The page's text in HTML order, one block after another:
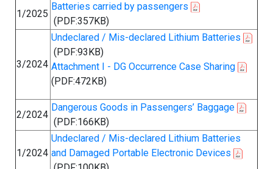
1/2025
Batteries carried by passengers
(PDF:357KB)
3/2024
Undeclared / Mis-declared Lithium Batteries
(PDF:93KB)
Attachment I - DG Occurrence Case Sharing
(PDF:472KB)
2/2024
Dangerous Goods in Passengers’ Baggage
(PDF:166KB)
1/2024
Undeclared / Mis-declared Lithium Batteries
and Damaged Portable Electronic Devices